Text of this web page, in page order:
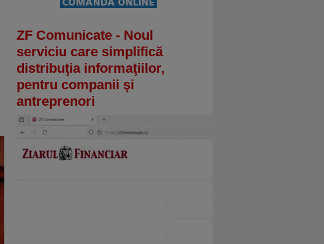
ZF Comunicate - Noul
serviciu care simplifică
distribuţia informaţiilor,
pentru companii şi
antreprenori